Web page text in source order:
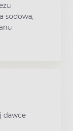
sodowa,
dawce